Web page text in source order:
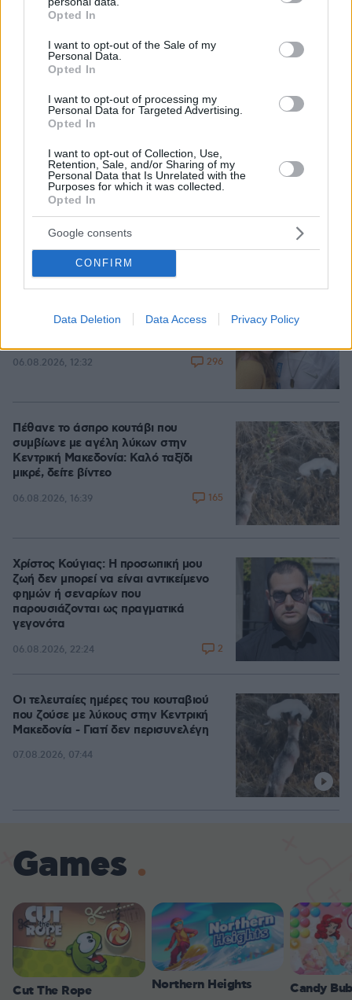
grant or deny consent to Google and its third-party tags to
use your data for below specified purposes in below Google
consent section.
Opted In
I want to opt-out of the Sale of my
Personal Data.
Opted In
I want to opt-out of processing my
Personal Data for Targeted Advertising.
Opted In
I want to opt-out of Collection, Use,
Retention, Sale, and/or Sharing of my
Personal Data that Is Unrelated with the
Purposes for which it was collected.
Opted In
Google consents
CONFIRM
Data Deletion Data Access Privacy Policy
Η Ιουλία Καλλιμάνη θύμωσε με θεατή
Ηγουμενίτσα: Του τα επέστρεψε στο
κεφάλι και είπε «εσένα σ' αρέσει
αυτό...», δείτε βίντεο
07.08.2026, 06:39 17
Οργή στο Περού για το βίντεο της
σεξουαλικής επίθεσης μαέστρου σε
26χρονη τραγουδίστρια: «Σιγά-σιγά
θα το ξεπεράσεις» της έλεγαν από τη
μπάντα της
07.08.2026, 07:16
Η αποκαλυπτική κατάθεση της
γνωρίσαμε τη Λίσα, γιατί υποψιάστηκα
06.08.2026, 12:32 296
Πέθανε το άσπρο κουτάβι που
συμβίωνε με αγέλη λύκων στην
Κεντρική Μακεδονία: Καλό ταξίδι
μικρέ, δείτε βίντεο
06.08.2026, 16:39 165
Χρίστος Κούγιας: Η προσωπική μου
ζωή δεν μπορεί να είναι αντικείμενο
φημών ή σεναρίων που
παρουσιάζονται ως πραγματικά
γεγονότα
06.08.2026, 22:24 2
Οι τελευταίες ημέρες του κουταβιού
που ζούσε με λύκους στην Κεντρική
Μακεδονία - Γιατί δεν περισυνελέγη
07.08.2026, 07:44
Games
Cut The Rope Northern Heights Candy